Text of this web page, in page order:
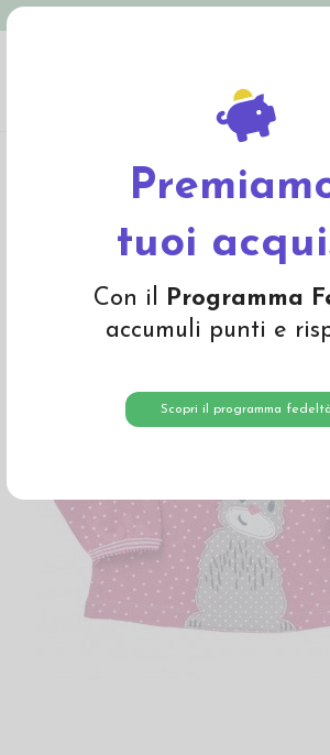
tuoi
Con il Programma
accumuli punti e
Scopri il programma fedeltà
cotone bio "Bunny" - col. rosa pois